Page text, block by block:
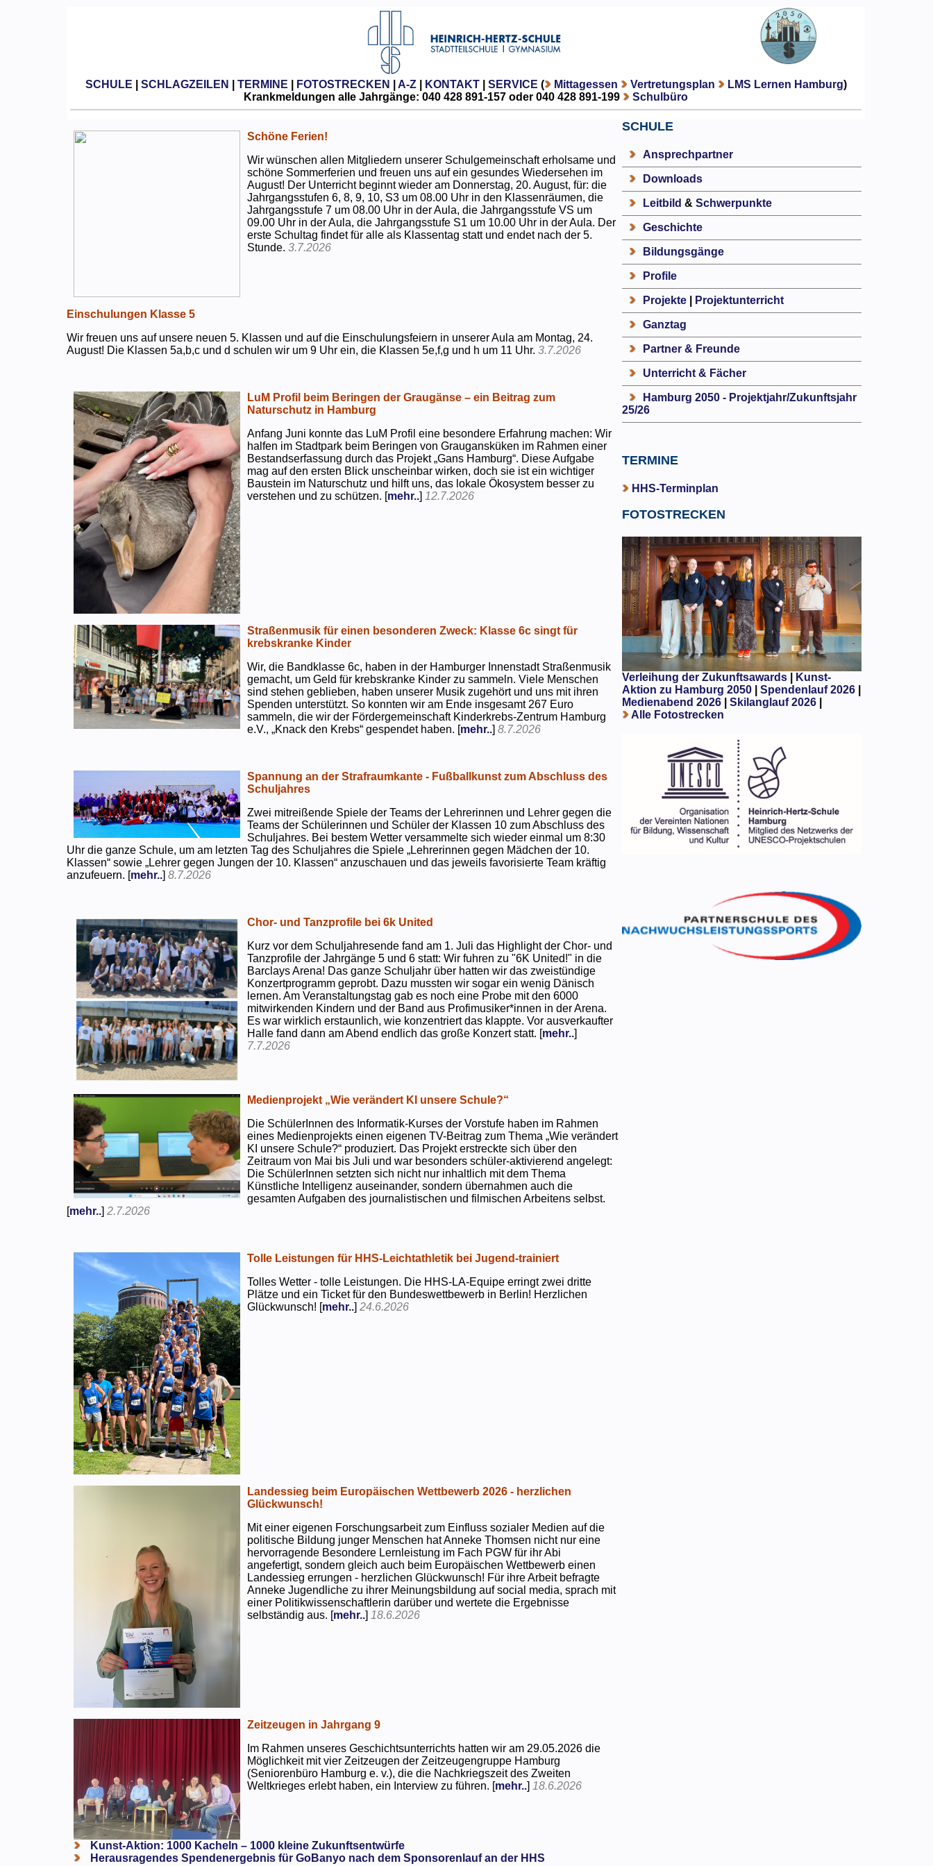
SCHULE SCHLAGZEILEN TERMINE FOTOSTRECKEN A-Z| KONTAKT| SERVICE ( Mittagessen Vertretungsplan LMS Lernen Hamburg)
Krankmeldungen alle Jahrgänge: 040 428 891-157 oder 040 428 891-199
Schulbüro
Schöne Ferien!
Wir wünschen allen Mitgliedern unserer Schulgemeinschaft erholsame und
schöne Sommerferien und freuen uns auf ein gesundes Wiedersehen im
August! Der Unterricht beginnt wieder am Donnerstag, 20. August, für: die
Jahrgangsstufen 6, 8, 9, 10, S3 um 08.00 Uhr in den Klassenräumen, die
Jahrgangsstufe 7 um 08.00 Uhr in der Aula, die Jahrgangsstufe VS um
09.00 Uhr in der Aula, die Jahrgangsstufe S1 um 10.00 Uhr in der Aula. Der
erste Schultag findet für alle als Klassentag statt und endet nach der 5.
Stunde.3.7.2026
Einschulungen Klasse 5
Wir freuen uns auf unsere neuen 5. Klassen und auf die Einschulungsfeiern in unserer Aula am Montag, 24.
August! Die Klassen 5a,b,c und d schulen wir um 9 Uhr ein, die Klassen 5e,f,g und h um 11 Uhr.3.7.2026
LuM Profil beim Beringen der Graugänse – ein Beitrag zum
Naturschutz in Hamburg
Anfang Juni konnte das LuM Profil eine besondere Erfahrung machen: Wir
halfen im Stadtpark beim Beringen von Graugansküken im Rahmen einer
Bestandserfassung durch das Projekt „Gans Hamburg“. Diese Aufgabe
mag auf den ersten Blick unscheinbar wirken, doch sie ist ein wichtiger
Baustein im Naturschutz und hilft uns, das lokale Ökosystem besser zu
verstehen und zu schützen. [mehr..] 12.7.2026
Straßenmusik für einen besonderen Zweck: Klasse 6c singt für
krebskranke Kinder
Wir, die Bandklasse 6c, haben in der Hamburger Innenstadt Straßenmusik
gemacht, um Geld für krebskranke Kinder zu sammeln. Viele Menschen
sind stehen geblieben, haben unserer Musik zugehört und uns mit ihren
Spenden unterstützt. So konnten wir am Ende insgesamt 267 Euro
sammeln, die wir der Fördergemeinschaft Kinderkrebs-Zentrum Hamburg
e.V., „Knack den Krebs“ gespendet haben. [mehr..]8.7.2026
Spannung an der Strafraumkante - Fußballkunst zum Abschluss des
Schuljahres
Zwei mitreißende Spiele der Teams der Lehrerinnen und Lehrer gegen die
Teams der Schülerinnen und Schüler der Klassen 10 zum Abschluss des
Schuljahres. Bei bestem Wetter versammelte sich wieder einmal um 8:30
Uhr die ganze Schule, um am letzten Tag des Schuljahres die Spiele „Lehrerinnen gegen Mädchen der 10.
Klassen“ sowie „Lehrer gegen Jungen der 10. Klassen“ anzuschauen und das jeweils favorisierte Team kräftig
anzufeuern. [mehr..]8.7.2026
Chor- und Tanzprofile bei 6k United
Kurz vor dem Schuljahresende fand am 1. Juli das Highlight der Chor- und
Tanzprofile der Jahrgänge 5 und 6 statt: Wir fuhren zu "6K United!" in die
Barclays Arena! Das ganze Schuljahr über hatten wir das zweistündige
Konzertprogramm geprobt. Dazu mussten wir sogar ein wenig Dänisch
lernen. Am Veranstaltungstag gab es noch eine Probe mit den 6000
mitwirkenden Kindern und der Band aus Profimusiker*innen in der Arena.
Es war wirklich erstaunlich, wie konzentriert das klappte. Vor ausverkaufter
Halle fand dann am Abend endlich das große Konzert statt. [mehr..]
7.7.2026
Medienprojekt „Wie verändert KI unsere Schule?“
Die SchülerInnen des Informatik-Kurses der Vorstufe haben im Rahmen
eines Medienprojekts einen eigenen TV-Beitrag zum Thema „Wie verändert
KI unsere Schule?“ produziert. Das Projekt erstreckte sich über den
Zeitraum von Mai bis Juli und war besonders schüler-aktivierend angelegt:
Die SchülerInnen setzten sich nicht nur inhaltlich mit dem Thema
Künstliche Intelligenz auseinander, sondern übernahmen auch die
gesamten Aufgaben des journalistischen und filmischen Arbeitens selbst.
[mehr..]2.7.2026
Tolle Leistungen für HHS-Leichtathletik bei Jugend-trainiert
Tolles Wetter - tolle Leistungen. Die HHS-LA-Equipe erringt zwei dritte
Plätze und ein Ticket für den Bundeswettbewerb in Berlin! Herzlichen
Glückwunsch! [mehr..]24.6.2026
Landessieg beim Europäischen Wettbewerb 2026 - herzlichen
Glückwunsch!
Mit einer eigenen Forschungsarbeit zum Einfluss sozialer Medien auf die
politische Bildung junger Menschen hat Anneke Thomsen nicht nur eine
hervorragende Besondere Lernleistung im Fach PGW für ihr Abi
angefertigt, sondern gleich auch beim Europäischen Wettbewerb einen
Landessieg errungen - herzlichen Glückwunsch! Für ihre Arbeit befragte
Anneke Jugendliche zu ihrer Meinungsbildung auf social media, sprach mit
einer Politikwissenschaftlerin darüber und wertete die Ergebnisse
selbständig aus. [mehr..] 18.6.2026
Zeitzeugen in Jahrgang 9
Im Rahmen unseres Geschichtsunterrichts hatten wir am 29.05.2026 die
Möglichkeit mit vier Zeitzeugen der Zeitzeugengruppe Hamburg
(Seniorenbüro Hamburg e. v.), die die Nachkriegszeit des Zweiten
Weltkrieges erlebt haben, ein Interview zu führen. [mehr..] 18.6.2026
Kunst-Aktion: 1000 Kacheln – 1000 kleine Zukunftsentwürfe
Herausragendes Spendenergebnis für GoBanyo nach dem Sponsorenlauf an der HHS
SCHULE
Ansprechpartner
Downloads
Leitbild & Schwerpunkte
Geschichte
Bildungsgänge
Profile
Projekte| Projektunterricht
Ganztag
Partner & Freunde
Unterricht & Fächer
Hamburg 2050 - Projektjahr/Zukunftsjahr
25/26
TERMINE
HHS-Terminplan
FOTOSTRECKEN
Verleihung der Zukunftsawards|
Kunst-
Aktion zu Hamburg 2050
Spendenlauf 2026|
Medienabend 2026| Skilanglauf 2026|
Alle Fotostrecken